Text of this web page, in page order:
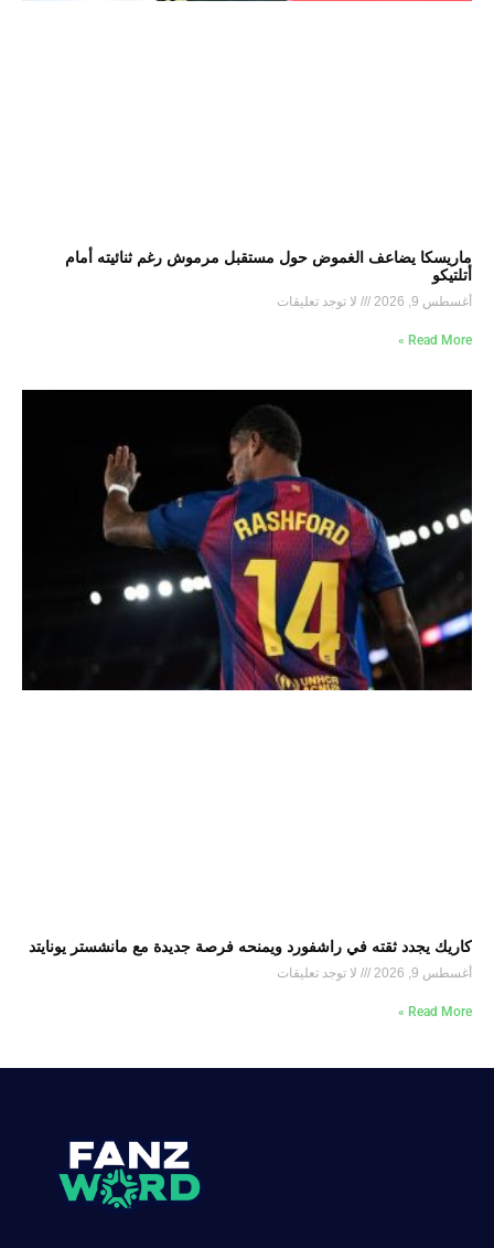
ماريسكا يضاعف الغموض حول مستقبل مرموش رغم ثنائيته أمام
أتلتيكو
أغسطس 9, 2026 لا توجد تعليقات
Read More »
كاريك يجدد ثقته في راشفورد ويمنحه فرصة جديدة مع مانشستر يونايتد
أغسطس 9, 2026 لا توجد تعليقات
Read More »